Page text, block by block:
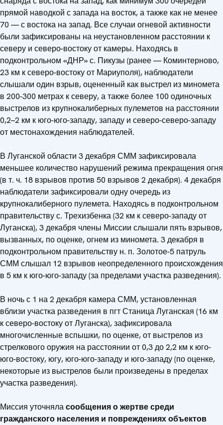
прямой наводкой с запада на восток, а также как не менее
70 — с востока на запад. Все случаи огневой активности
были зафиксированы на неустановленном расстоянии к
северу и северо-востоку от камеры. Находясь в
подконтрольном «ДНР» с. Пикузы (ранее — Коминтерново,
23 км к северо-востоку от Мариуполя), наблюдатели
слышали один взрыв, оцененный как выстрел из миномета
в 200-300 метрах к северу, а также более 100 одиночных
выстрелов из крупнокалиберных пулеметов на расстоянии
0,2–2 км к юго-юго-западу, западу и северо-северо-западу
от местонахождения наблюдателей.
В Луганской области 3 декабря СММ зафиксировала
меньшее количество нарушений режима прекращения огня
(в т. ч. 18 взрывов против 50 взрывов 2 декабря). 4 декабря
наблюдатели зафиксировали одну очередь из
крупнокалиберного пулемета. Находясь в подконтрольном
правительству с. Трехизбенка (32 км к северо-западу от
Луганска), 3 декабря члены Миссии слышали пять взрывов,
вызванных, по оценке, огнем из миномета. 3 декабря в
подконтрольном правительству н. п. Золотое-5 патруль
СММ слышал 12 взрывов неопределенного происхождения
в 5 км к юго-юго-западу (за пределами участка разведения).
В ночь с 1 на 2 декабря камера СММ, установленная
вблизи участка разведения в пгт Станица Луганская (16 км
к северо-востоку от Луганска), зафиксировала
многочисленные вспышки, по оценке, от выстрелов из
стрелкового оружия на расстоянии от 0,3 до 2,2 км к юго-
юго-востоку, югу, юго-юго-западу и юго-западу (по оценке,
некоторые из выстрелов были произведены в пределах
участка разведения).
Миссия уточняласообщения о жертве среди
гражданского населения и повреждениях объектов